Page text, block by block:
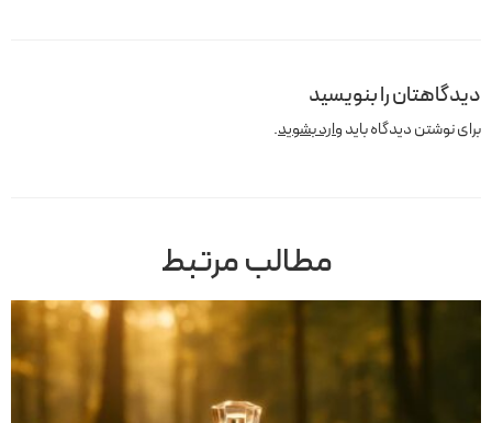
دیدگاهتان را بنویسید
برای نوشتن دیدگاه بایدوارد بشوید.
مطالب مرتبط